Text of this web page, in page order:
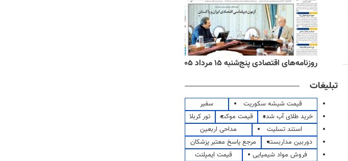
روزنامه‌های اقتصادی پنج‌شنبه ۱۵ مرداد ۱۴۰۵
تبلیغات
قیمت شیشه سکوریت
سفیر
خرید طلای آب شده
قیمت موکت
تور کربلا
استند تسلیت
مداحی اربعین
دوربین مداربسته
مرجع پاسخ معتبر پزشکان
فروش مواد شیمیایی
قیمت ایمپلنت